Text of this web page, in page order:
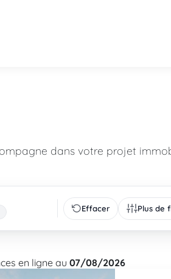
dans votre projet
Effacer Plus de
en ligne au07/08/2026